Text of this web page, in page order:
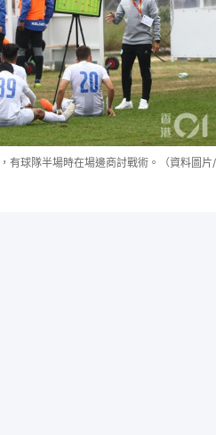
有球隊半場時在場邊商討戰術。（資料圖片/